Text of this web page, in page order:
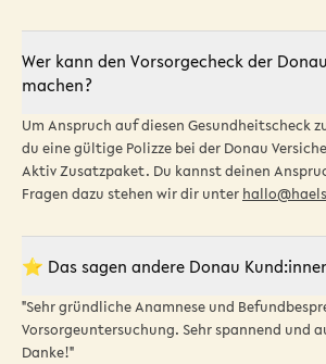
Wer kann den Vorsorgecheck der
machen?
Um Anspruch auf diesen Gesundheitscheck
du eine gültige Polizze bei der Donau
Aktiv Zusatzpaket. Du kannst deinen
Fragen dazu stehen wir dir unter
⭐️ Das sagen andere Donau
"Sehr gründliche Anamnese und
Vorsorgeuntersuchung. Sehr spannend und
Danke!"